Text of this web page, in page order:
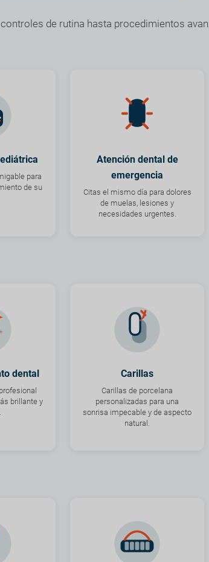
de rutina hasta procedimientos
para
de su
Atención dental de
emergencia
Citas el mismo día para dolores
de muelas, lesiones y
necesidades urgentes.
dental
brillante y
Carillas
Carillas de porcelana
personalizadas para una
sonrisa impecable y de aspecto
natural.